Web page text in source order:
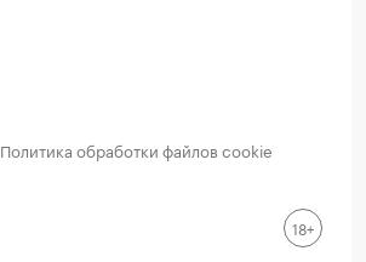
Политика обработки файлов cookie
18+